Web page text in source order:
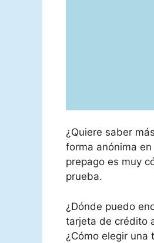
¿Quiere saber
forma anónima
prepago es muy
prueba.
¿Dónde puedo
tarjeta de crédito
¿Cómo elegir una